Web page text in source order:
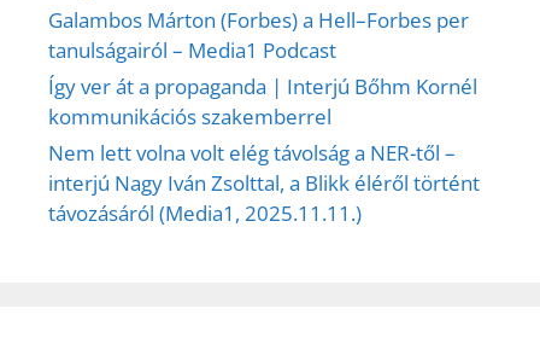
Galambos Márton (Forbes) a Hell–Forbes per
tanulságairól – Media1 Podcast
Így ver át a propaganda | Interjú Bőhm Kornél
kommunikációs szakemberrel
Nem lett volna volt elég távolság a NER-től –
interjú Nagy Iván Zsolttal, a Blikk éléről történt
távozásáról (Media1, 2025.11.11.)